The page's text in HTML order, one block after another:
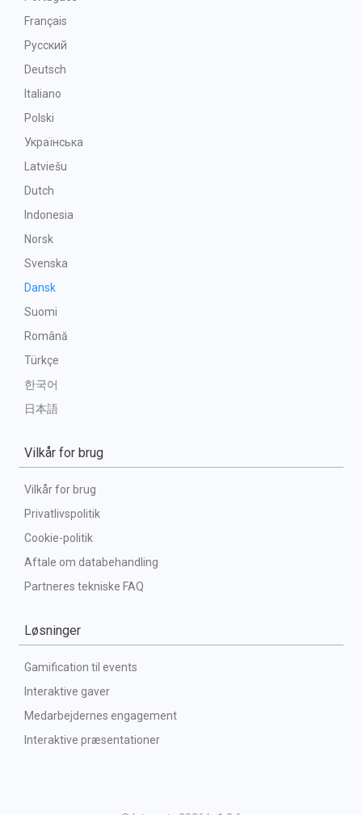
Français
Русский
Deutsch
Italiano
Polski
Українська
Latviešu
Dutch
Indonesia
Norsk
Svenska
Dansk
Suomi
Română
Türkçe
한국어
日本語
Vilkår for brug
Vilkår for brug
Privatlivspolitik
Cookie-politik
Aftale om databehandling
Partneres tekniske FAQ
Løsninger
Gamification til events
Interaktive gaver
Medarbejdernes engagement
Interaktive præsentationer